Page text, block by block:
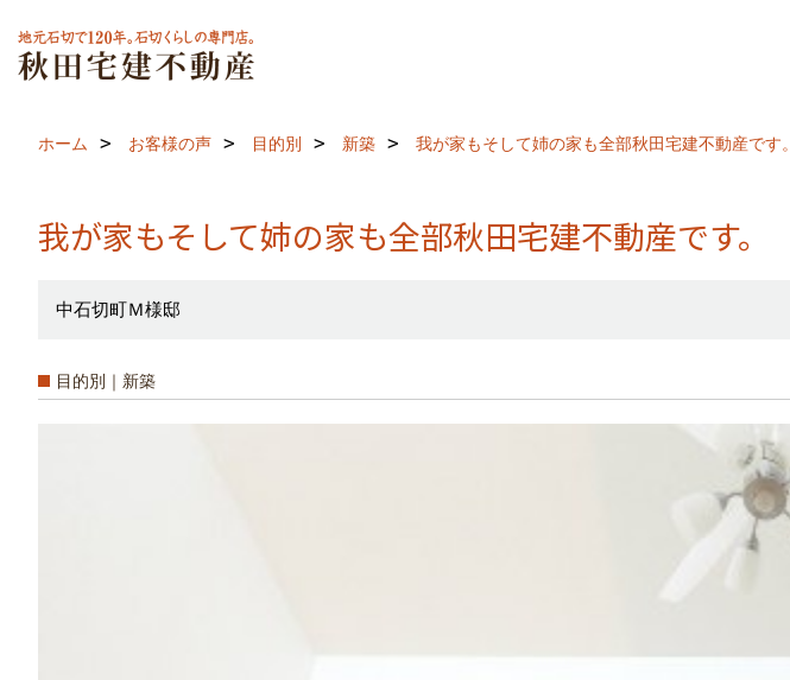
ホーム お客様の声 目的別 新築 我が家もそして姉の家も全部秋田宅建不動産です。
我が家もそして姉の家も全部秋田宅建不動産です。
中石切町Ｍ様邸
目的別｜新築